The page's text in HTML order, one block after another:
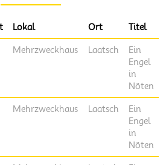
Lokal Ort Titel
Mehrzweckhaus Laatsch
Ein
Engel
in
Nöten
Mehrzweckhaus Laatsch
Ein
Engel
in
Nöten